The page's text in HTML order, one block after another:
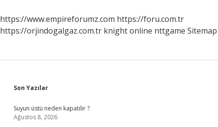
https://www.empireforumz.com https://foru.com.tr
https://orjindogalgaz.com.tr knight online nttgame Sitemap
Sidebar
Son Yazılar
Suyun üstü neden kapatılır ?
Ağustos 8, 2026